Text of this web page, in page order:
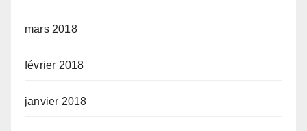
mars 2018
février 2018
janvier 2018